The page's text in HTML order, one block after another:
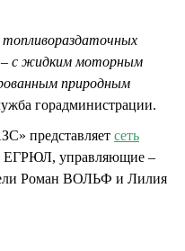
– с жидким моторным
природным
горадминистрации.
представляет сеть
ЕГРЮЛ, управляющие –
Роман ВОЛЬФ и Лилия